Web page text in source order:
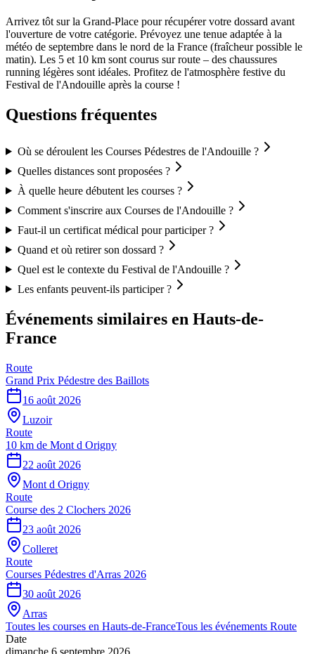
Arrivez tôt sur la Grand-Place pour récupérer votre dossard avant
l'ouverture de votre catégorie. Prévoyez une tenue adaptée à la
météo de septembre dans le nord de la France (fraîcheur possible le
matin). Les 5 et 10 km sont courus sur route – des chaussures
running légères sont idéales. Profitez de l'atmosphère festive du
Festival de l'Andouille après la course !
Questions fréquentes
Où se déroulent les Courses Pédestres de l'Andouille ?
Quelles distances sont proposées ?
À quelle heure débutent les courses ?
Comment s'inscrire aux Courses de l'Andouille ?
Faut-il un certificat médical pour participer ?
Quand et où retirer son dossard ?
Quel est le contexte du Festival de l'Andouille ?
Les enfants peuvent-ils participer ?
Événements similaires en Hauts-de-
France
Route
Grand Prix Pédestre des Baillots
16 août 2026
Luzoir
Route
10 km de Mont d Origny
22 août 2026
Mont d Origny
Route
Course des 2 Clochers 2026
23 août 2026
Colleret
Route
Courses Pédestres d'Arras 2026
30 août 2026
Arras
Toutes les courses en Hauts-de-FranceTous les événements Route
Date
dimanche 6 septembre 2026